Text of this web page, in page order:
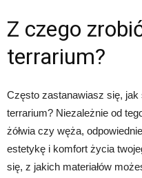
Z czego
terrarium?
Często zastanawiasz się, jak
terrarium? Niezależnie od
żółwia czy węża,
estetykę i komfort życia
się, z jakich materiałów